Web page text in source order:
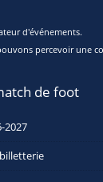
d'événements.
percevoir une
de foot
2027